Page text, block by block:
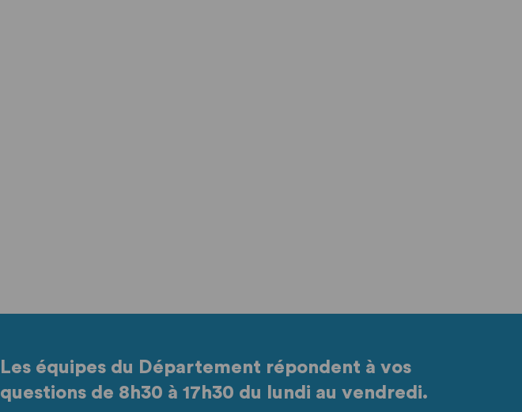
Les équipes du Département répondent à vos
questions de 8h30 à 17h30 du lundi au vendredi.